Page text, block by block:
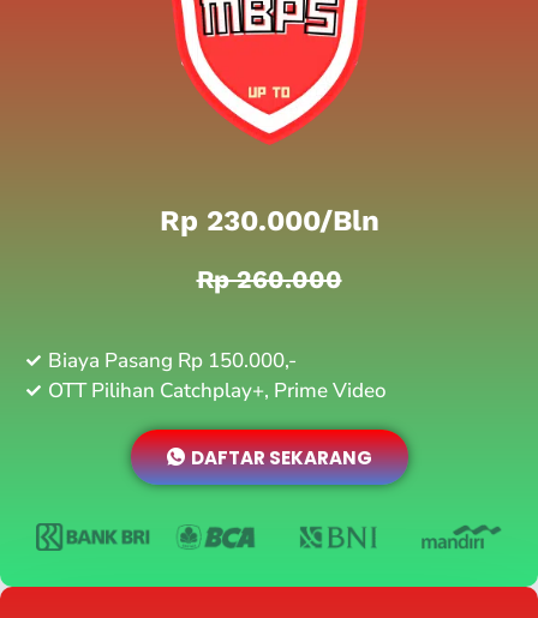
Rp 230.000/bln
Rp 260.000
Biaya Pasang Rp 150.000,-
OTT Pilihan Catchplay+, Prime Video
DAFTAR SEKARANG